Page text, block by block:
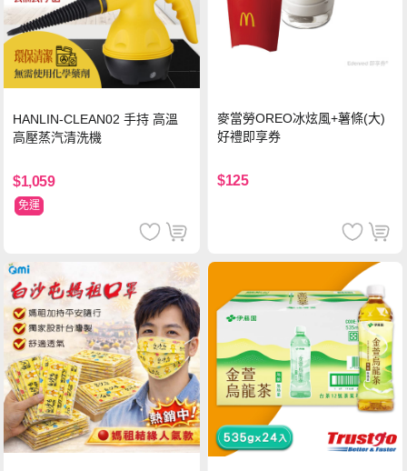
HANLIN-CLEAN02 手持 高溫
高壓蒸汽清洗機
$1,059
免運
麥當勞OREO冰炫風+薯條(大)
好禮即享券
$125